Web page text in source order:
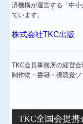
済機構が運営する「中
ています。
株式会社TKC出版
TKC会員事務所の経営
制作物・書籍・視聴覚ソ
TKC全国会提携